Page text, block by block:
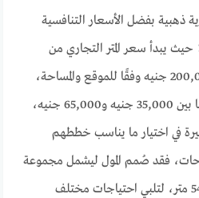
ذهبية بفضل الأسعار التنافسية
حيث يبدأ سعر المتر التجاري من
50,000 جنيه ويصل حتى 200,000 جنيه وفقًا للموقع والمساحة،
بينما يتراوح سعر المتر الإداري ما بين 35,000 جنيه و65,000 جنيه،
في اختيار ما يناسب خططهم
فقد صُمم المول ليشمل مجموعة
متنوعة تبدأ من 21 متر وحتى 54 متر، لتلبي احتياجات مختلف